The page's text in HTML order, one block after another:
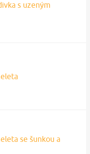
s uzeným
se šunkou a